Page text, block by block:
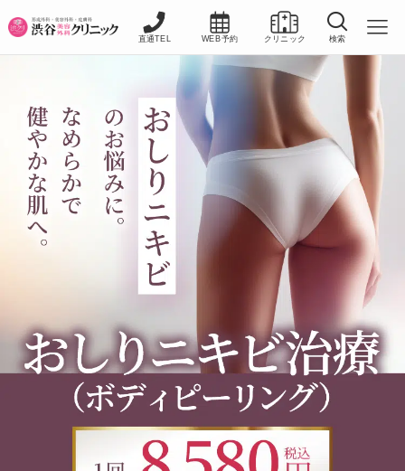
直通TEL WEB予約 クリニック 検索